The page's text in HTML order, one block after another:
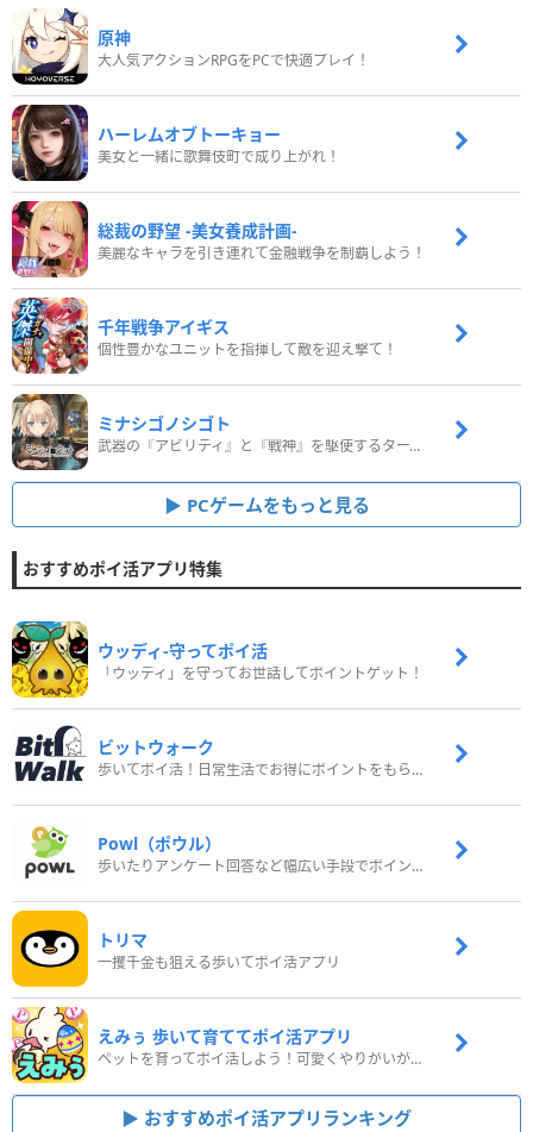
原神
大人気アクションRPGをPCで快適プレイ！
ハーレムオブトーキョー
美女と一緒に歌舞伎町で成り上がれ！
総裁の野望 -美女養成計画-
美麗なキャラを引き連れて金融戦争を制覇しよう！
千年戦争アイギス
個性豊かなユニットを指揮して敵を迎え撃て！
ミナシゴノシゴト
武器の『アビリティ』と『戦神』を駆使するターン制コマンドバトルRPG！
PCゲームをもっと見る
おすすめポイ活アプリ特集
ウッディ‐守ってポイ活
「ウッディ」を守ってお世話してポイントゲット！
ビットウォーク
歩いてポイ活！日常生活でお得にポイントをもらおう
Powl（ポウル）
歩いたりアンケート回答など幅広い手段でポイントをゲット
トリマ
一攫千金も狙える歩いてポイ活アプリ
えみぅ 歩いて育ててポイ活アプリ
ペットを育ってポイ活しよう！可愛くやりがいがある新感覚アプリ
おすすめポイ活アプリランキング